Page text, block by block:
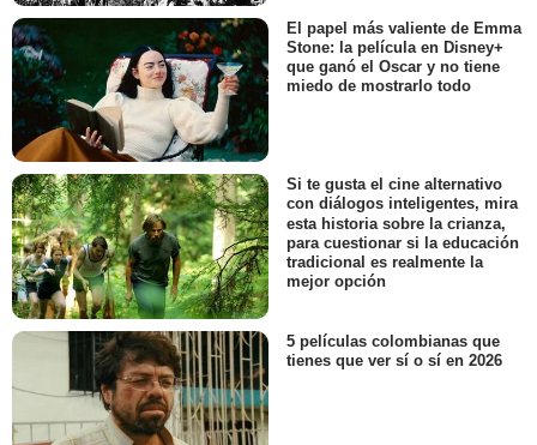
El papel más valiente de Emma
Stone: la película en Disney+
que ganó el Oscar y no tiene
miedo de mostrarlo todo
Si te gusta el cine alternativo
con diálogos inteligentes, mira
esta historia sobre la crianza,
para cuestionar si la educación
tradicional es realmente la
mejor opción
5 películas colombianas que
tienes que ver sí o sí en 2026